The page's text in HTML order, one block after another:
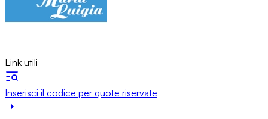
Link utili
Inserisci il codice per quote riservate